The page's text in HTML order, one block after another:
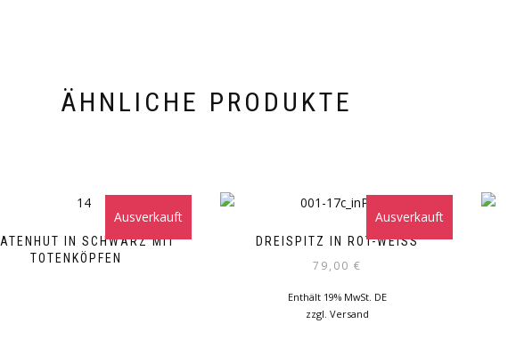
ÄHNLICHE PRODUKTE
IN SCHWARZ MIT
TOTENKÖPFEN
Ausverkauft
DREISPITZ IN ROT-WEISS
79,00 €
Enthält 19% MwSt. DE
zzgl. Versand
Ausverkauft